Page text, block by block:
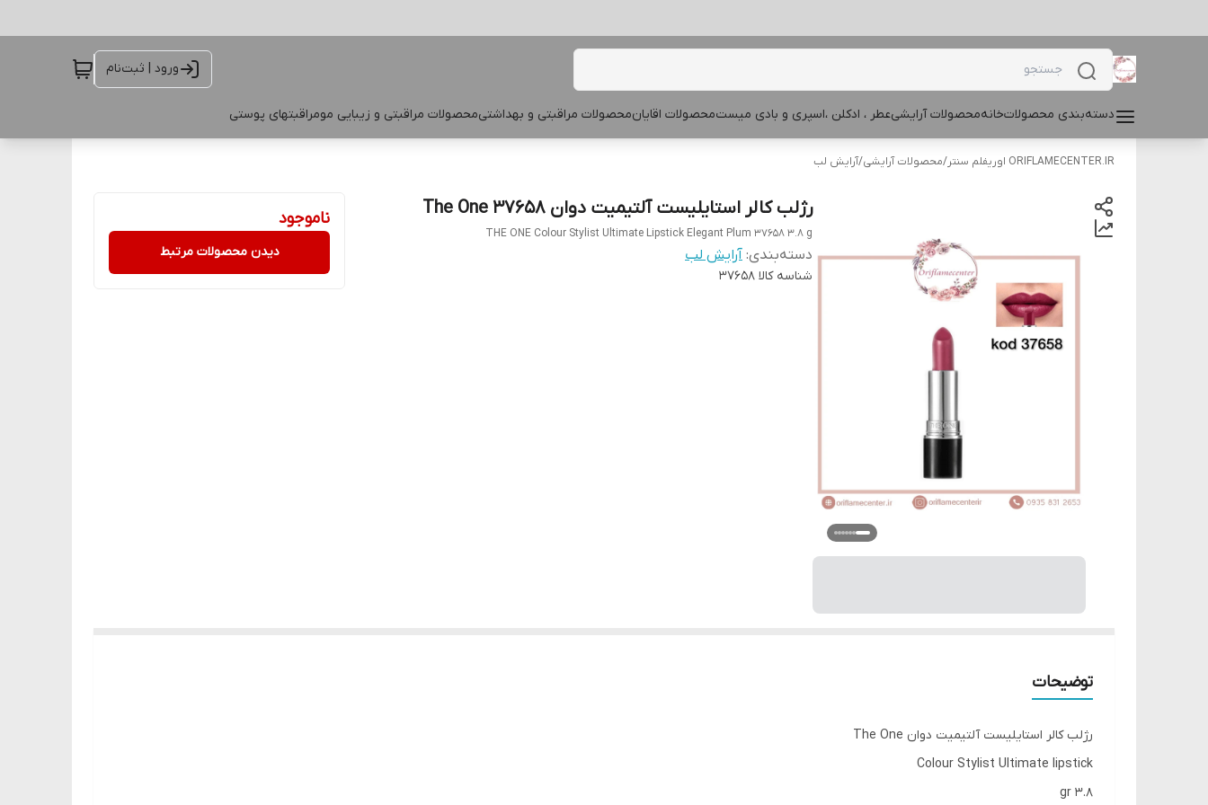
ورود | ثبت‌نام
دسته‌بندی محصولاتخانهمحصولات آرایشیعطر ، ادکلن ،اسپری و بادی میستمحصولات اقایانمحصولات مراقبتی و بهداشتیمحصولات مراقبتی و زیبایی مومراقبتهای پوستی
ORIFLAMECENTER.IR اوریفلم سنتر /محصولات آرایشی/آرایش لب
رژلب کالر استایلیست آلتیمیت دوان The One 37658
THE ONE Colour Stylist Ultimate Lipstick Elegant Plum 37658 3.8 g
دسته‌بندی: آرایش لب
شناسه کالا 37658
ناموجود
دیدن محصولات مرتبط
توضیحات
رژلب کالر استایلیست آلتیمیت دوان The One
Colour Stylist Ultimate lipstick
3.8 gr